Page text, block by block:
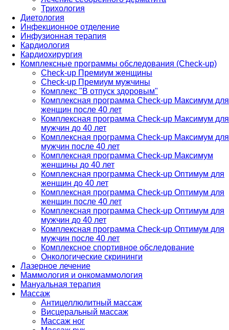
Трихология
Диетология
Инфекционное отделение
Инфузионная терапия
Кардиология
Кардиохирургия
Комплексные программы обследования (Check-up)
Check-up Премиум женщины
Check-up Премиум мужчины
Комплекс "В отпуск здоровым"
Комплексная программа Check-up Максимум для
женщин после 40 лет
Комплексная программа Check-up Максимум для
мужчин до 40 лет
Комплексная программа Check-up Максимум для
мужчин после 40 лет
Комплексная программа Check-up Максимум
женщины до 40 лет
Комплексная программа Check-up Оптимум для
женщин до 40 лет
Комплексная программа Check-up Оптимум для
женщин после 40 лет
Комплексная программа Check-up Оптимум для
мужчин до 40 лет
Комплексная программа Check-up Оптимум для
мужчин после 40 лет
Комплексное спортивное обследование
Онкологические скрининги
Лазерное лечение
Маммология и онкомаммология
Мануальная терапия
Массаж
Антицеллюлитный массаж
Висцеральный массаж
Массаж ног